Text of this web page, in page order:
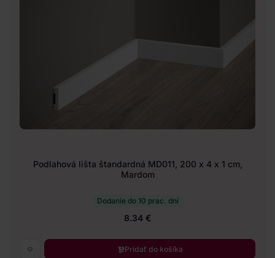
Podlahová lišta štandardná MD011, 200 x 4 x 1 cm,
Mardom
Dodanie do 10 prac. dní
8.34 €
Pridať do košíka